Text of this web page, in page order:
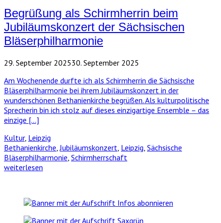
Begrüßung als Schirmherrin beim
Jubiläumskonzert der Sächsischen
Bläserphilharmonie
29. September 202530. September 2025
Am Wochenende durfte ich als Schirmherrin die Sächsische
Bläserphilharmonie bei ihrem Jubiläumskonzert in der
wunderschönen Bethanienkirche begrüßen. Als kulturpolitische
Sprecherin bin ich stolz auf dieses einzigartige Ensemble – das
einzige […]
Kultur, Leipzig
Bethanienkirche ,Jubiläumskonzert Leipzig Sächsische
Bläserphilharmonie Schirmherrschaft
weiterlesen